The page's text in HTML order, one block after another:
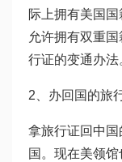
际上拥有美国
允许拥有双重
行证的变通办法
2、办回国的旅
拿旅行证回中
国。现在美领